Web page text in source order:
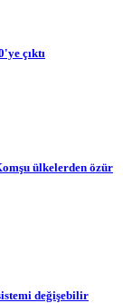
çıktı
ülkelerden özür
değişebilir